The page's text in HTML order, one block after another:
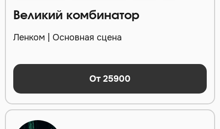
Великий комбинатор
Ленком | Основная сцена
От 25900